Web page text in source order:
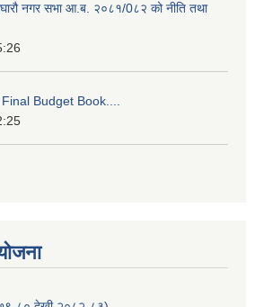
नगर सभा आ.ब. २०८१/0८२ को नीति तथा
Final Budget Book....